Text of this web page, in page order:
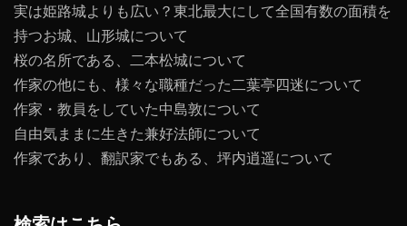
実は姫路城よりも広い？東北最大にして全国有数の面積を
持つお城、山形城について
桜の名所である、二本松城について
作家の他にも、様々な職種だった二葉亭四迷について
作家・教員をしていた中島敦について
自由気ままに生きた兼好法師について
作家であり、翻訳家でもある、坪内逍遥について